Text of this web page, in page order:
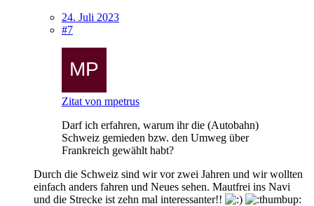
24. Juli 2023
#7
Zitat von mpetrus
Darf ich erfahren, warum ihr die (Autobahn)
Schweiz gemieden bzw. den Umweg über
Frankreich gewählt habt?
Durch die Schweiz sind wir vor zwei Jahren und wir wollten
einfach anders fahren und Neues sehen. Mautfrei ins Navi
und die Strecke ist zehn mal interessanter!!